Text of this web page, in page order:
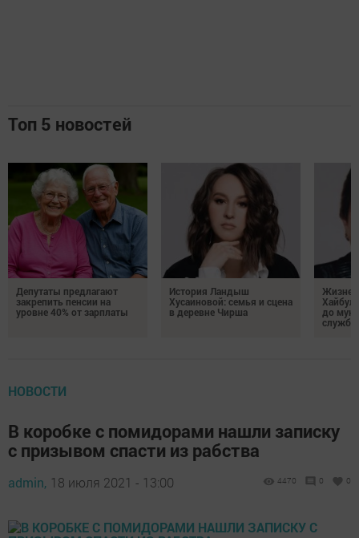
Топ 5 новостей
Депутаты предлагают
закрепить пенсии на
уровне 40% от зарплаты
История Ландыш
Хусаиновой: семья и сцена
в деревне Чирша
до
службы
НОВОСТИ
В коробке с помидорами нашли записку
с призывом спасти из рабства
admin, 18 июля 2021 - 13:00 4470 0 0